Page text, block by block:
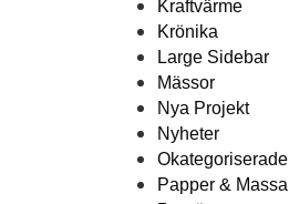
Kraftvärme
Krönika
Large Sidebar
Mässor
Nya Projekt
Nyheter
Okategoriserade
Papper & Massa